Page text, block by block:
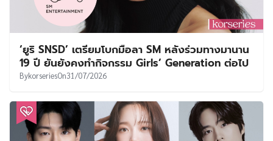
‘ยูริ SNSD’ เตรียมโบกมือลา SM หลังร่วมทางมานาน
19 ปี ยันยังคงทำกิจกรรม Girls’ Generation ต่อไป
BykorseriesOn31/07/2026